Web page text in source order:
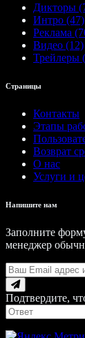
Дикторы
Интро (47)
Реклама
Видео (12)
Трейлеры
Страницы
Контакты
Этапы
Возврат
О нас
Услуги и
Напишите нам
Заполните
менеджер
Подтвердите,